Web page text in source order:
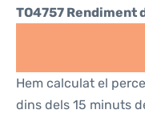
TO4757 Rendiment
Hem calculat el
dins dels 15 minuts